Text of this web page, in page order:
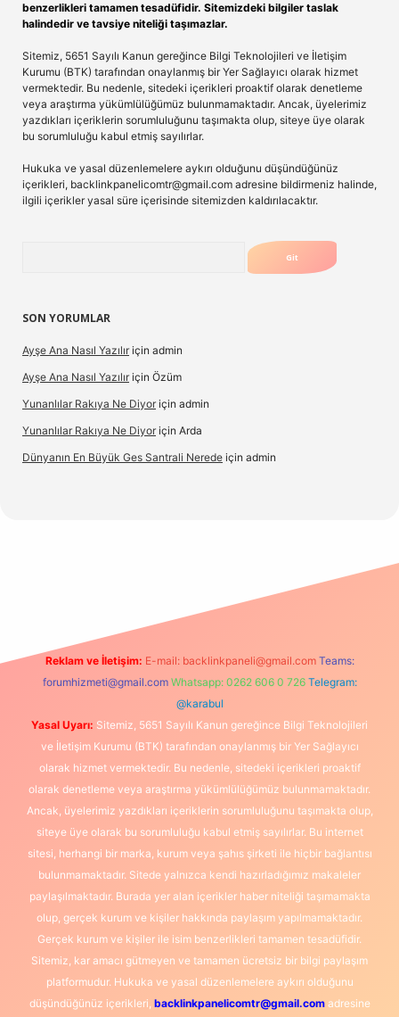
benzerlikleri tamamen tesadüfidir. Sitemizdeki bilgiler taslak
halindedir ve tavsiye niteliği taşımazlar.
Sitemiz, 5651 Sayılı Kanun gereğince Bilgi Teknolojileri ve İletişim
Kurumu (BTK) tarafından onaylanmış bir Yer Sağlayıcı olarak hizmet
vermektedir. Bu nedenle, sitedeki içerikleri proaktif olarak denetleme
veya araştırma yükümlülüğümüz bulunmamaktadır. Ancak, üyelerimiz
yazdıkları içeriklerin sorumluluğunu taşımakta olup, siteye üye olarak
bu sorumluluğu kabul etmiş sayılırlar.
Hukuka ve yasal düzenlemelere aykırı olduğunu düşündüğünüz
içerikleri, backlinkpanelicomtr@gmail.com adresine bildirmeniz halinde,
ilgili içerikler yasal süre içerisinde sitemizden kaldırılacaktır.
SON YORUMLAR
Ayşe Ana Nasıl Yazılır için admin
Ayşe Ana Nasıl Yazılır için Özüm
Yunanlılar Rakıya Ne Diyor için admin
Yunanlılar Rakıya Ne Diyor için Arda
Dünyanın En Büyük Ges Santrali Nerede için admin
Reklam ve İletişim: E-mail: backlinkpaneli@gmail.com Teams:
forumhizmeti@gmail.com Whatsapp: 0262 606 0 726 Telegram:
@karabul
Yasal Uyarı: Sitemiz, 5651 Sayılı Kanun gereğince Bilgi Teknolojileri
ve İletişim Kurumu (BTK) tarafından onaylanmış bir Yer Sağlayıcı
olarak hizmet vermektedir. Bu nedenle, sitedeki içerikleri proaktif
olarak denetleme veya araştırma yükümlülüğümüz bulunmamaktadır.
Ancak, üyelerimiz yazdıkları içeriklerin sorumluluğunu taşımakta olup,
siteye üye olarak bu sorumluluğu kabul etmiş sayılırlar. Bu internet
sitesi, herhangi bir marka, kurum veya şahıs şirketi ile hiçbir bağlantısı
bulunmamaktadır. Sitede yalnızca kendi hazırladığımız makaleler
paylaşılmaktadır. Burada yer alan içerikler haber niteliği taşımamakta
olup, gerçek kurum ve kişiler hakkında paylaşım yapılmamaktadır.
Gerçek kurum ve kişiler ile isim benzerlikleri tamamen tesadüfidir.
Sitemiz, kar amacı gütmeyen ve tamamen ücretsiz bir bilgi paylaşım
platformudur. Hukuka ve yasal düzenlemelere aykırı olduğunu
düşündüğünüz içerikleri, backlinkpanelicomtr@gmail.comadresine